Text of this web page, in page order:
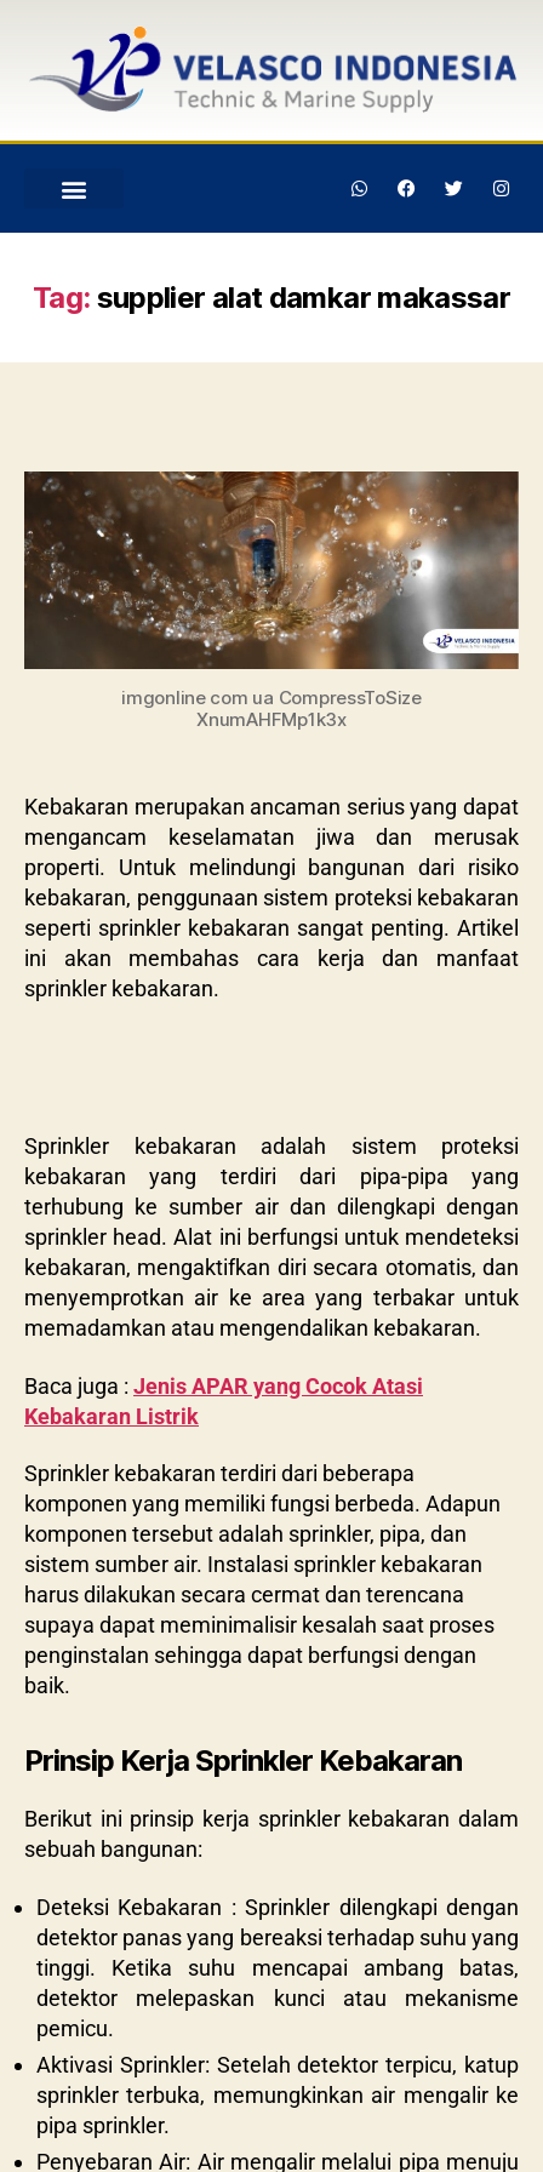
Tag: supplier alat damkar makassar
imgonline com ua CompressToSize
XnumAHFMp1k3x
Kebakaran merupakan ancaman serius yang dapat
mengancam keselamatan jiwa dan merusak
properti. Untuk melindungi bangunan dari risiko
kebakaran, penggunaan sistem proteksi kebakaran
seperti sprinkler kebakaran sangat penting. Artikel
ini akan membahas cara kerja dan manfaat
sprinkler kebakaran.
Sprinkler kebakaran adalah sistem proteksi
kebakaran yang terdiri dari pipa-pipa yang
terhubung ke sumber air dan dilengkapi dengan
sprinkler head. Alat ini berfungsi untuk mendeteksi
kebakaran, mengaktifkan diri secara otomatis, dan
menyemprotkan air ke area yang terbakar untuk
memadamkan atau mengendalikan kebakaran.
Baca juga : Jenis APAR yang Cocok Atasi
Kebakaran Listrik
Sprinkler kebakaran terdiri dari beberapa
komponen yang memiliki fungsi berbeda. Adapun
komponen tersebut adalah sprinkler, pipa, dan
sistem sumber air. Instalasi sprinkler kebakaran
harus dilakukan secara cermat dan terencana
supaya dapat meminimalisir kesalah saat proses
penginstalan sehingga dapat berfungsi dengan
baik.
Prinsip Kerja Sprinkler Kebakaran
Berikut ini prinsip kerja sprinkler kebakaran dalam
sebuah bangunan:
Deteksi Kebakaran : Sprinkler dilengkapi dengan
detektor panas yang bereaksi terhadap suhu yang
tinggi. Ketika suhu mencapai ambang batas,
detektor melepaskan kunci atau mekanisme
pemicu.
Aktivasi Sprinkler: Setelah detektor terpicu, katup
sprinkler terbuka, memungkinkan air mengalir ke
pipa sprinkler.
Penyebaran Air: Air mengalir melalui pipa menuju